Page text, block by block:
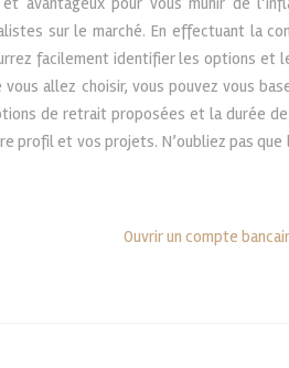
sur le marché. En effectuant la
facilement identifier les options et
vous allez choisir, vous pouvez vous
de retrait proposées et la durée de
profil et vos projets. N’oubliez pas
Ouvrir un compte